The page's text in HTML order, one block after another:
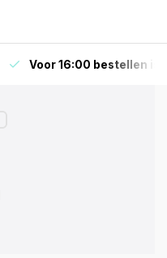
Voor 16:00 bestellen is